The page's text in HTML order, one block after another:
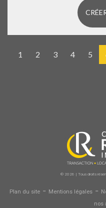
1 2 3 4 5
© 2026 | Tous droits
Plan du site - Mentions légales -
nos